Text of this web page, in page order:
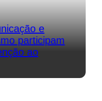
e
participam
ao